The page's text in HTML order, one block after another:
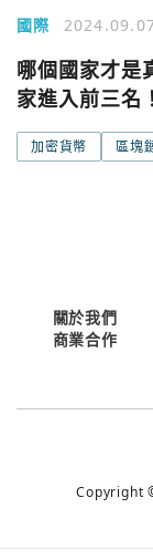
國際
哪個國家才是
家進入前三名！
加密貨幣 區塊
繼
關於我們
商業合作
Copyright